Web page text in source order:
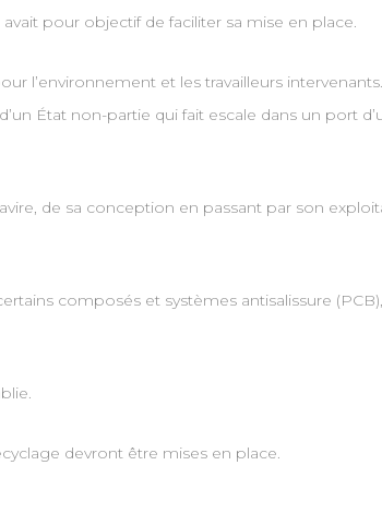
pour objectif de faciliter sa mise en place.
l’environnement et les travailleurs
État non-partie qui fait escale dans un port
de sa conception en passant par son
composés et systèmes antisalissure
devront être mises en place.